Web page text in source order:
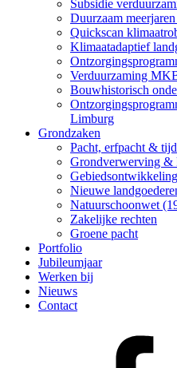
Subsidie
Duurzaam
Quickscan
Klimaatadaptief
Verduurzaming
Bouwhistorisch
Limburg
Grondzaken
Pacht, erfpacht &
Grondverwerving &
Gebiedsontwikkeling
Nieuwe
Natuurschoonwet
Zakelijke rechten
Groene pacht
Portfolio
Jubileumjaar
Werken bij
Nieuws
Contact